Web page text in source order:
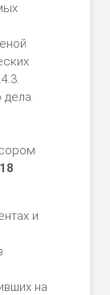
дела
18
и
на